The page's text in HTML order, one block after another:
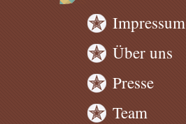
Impressum
Über uns
Presse
Team